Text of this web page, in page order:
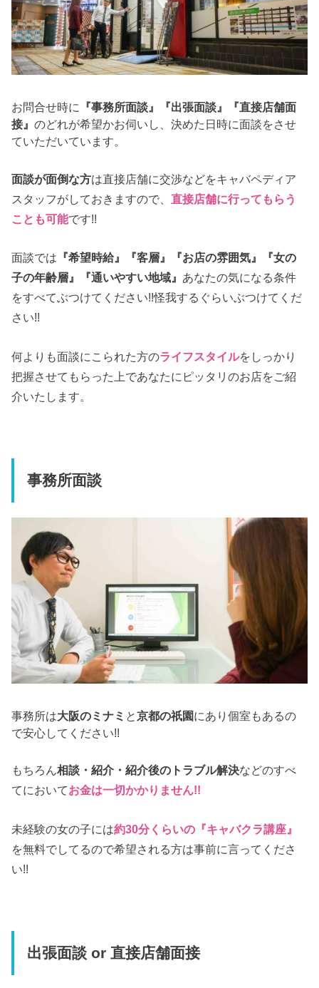
お問合せ時に
『事務所面談』『出張面談』『直接店舗面
接』のどれが希望かお伺いし、決めた日時に面談をさせ
ていただいています。
面談が面倒な方は直接店舗に交渉などをキャバペディア
スタッフがしておきますので、直接店舗に行ってもらう
ことも可能です!!
面談では 『希望時給』『客層』『お店の雰囲気』『女の
子の年齢層』『通いやすい地域』 あなたの気になる条件
をすべてぶつけてください!!怪我するぐらいぶつけてくだ
さい!!
何よりも面談にこられた方のライフスタイルをしっかり
把握させてもらった上であなたにピッタリのお店をご紹
介いたします。
事務所面談
事務所は大阪のミナミ と京都の祇園にあり個室もあるの
で安心してください!!
もちろん相談・紹介・紹介後のトラブル解決などのすべ
てにおいてお金は一切かかりません!!
未経験の女の子には約30分くらいの『キャバクラ講座』
を無料でしてるので希望される方は事前に言ってくださ
い!!
出張面談 or 直接店舗面接